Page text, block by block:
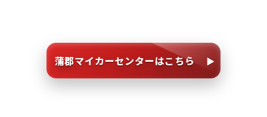
蒲郡マイカーセンターはこちら